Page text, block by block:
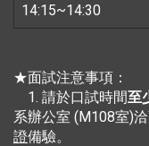
14:15~14:30
★面試注意事項：
1. 請於口試時間至
系辦公室 (M108室)
證備驗。